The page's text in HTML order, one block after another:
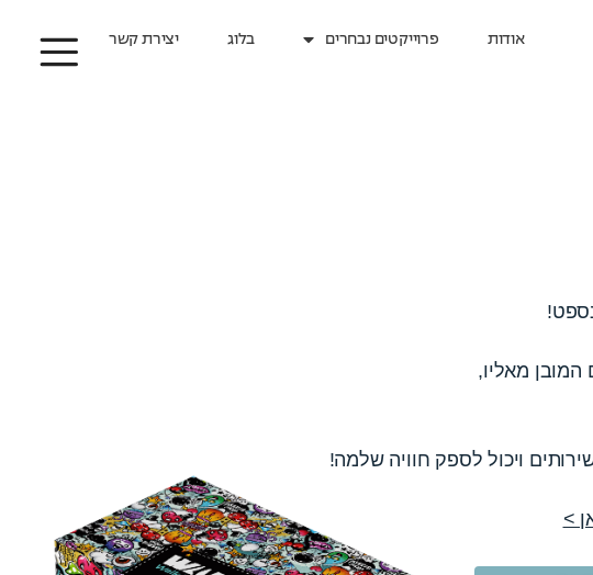
אודות פרוייקטים נבחרים בלוג יצירת קשר
המובן מאליו,
ויכול לספק חוויה שלמה!
>